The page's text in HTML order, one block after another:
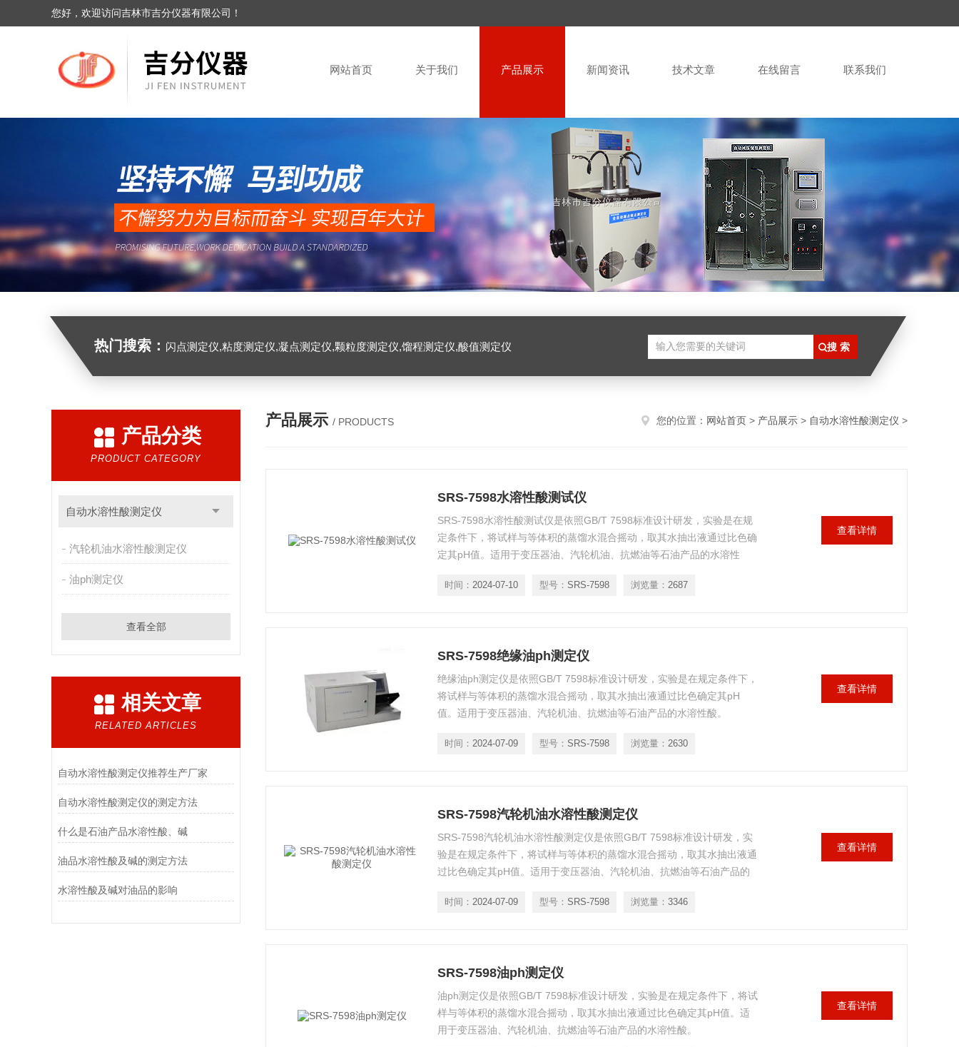
您好，欢迎访问吉林市吉分仪器有限公司！
网站首页 关于我们 产品展示 新闻资讯 技术文章 在线留言 联系我们
热门搜索： 闪点测定仪,粘度测定仪,凝点测定仪,颗粒度测定仪,馏程测定仪,酸值测定仪
产品分类
PRODUCT CATEGORY
自动水溶性酸测定仪
汽轮机油水溶性酸测定仪
油ph测定仪
查看全部
相关文章
RELATED ARTICLES
自动水溶性酸测定仪推荐生产厂家
自动水溶性酸测定仪的测定方法
什么是石油产品水溶性酸、碱
油品水溶性酸及碱的测定方法
水溶性酸及碱对油品的影响
产品展示 / PRODUCTS 您的位置： 网站首页 > 产品展示 > 自动水溶性酸测定仪 >
SRS-7598水溶性酸测试仪
SRS-7598水溶性酸测试仪是依照GB/T 7598标准设计研发，实验是在规
定条件下，将试样与等体积的蒸馏水混合摇动，取其水抽出液通过比色确
定其pH值。适用于变压器油、汽轮机油、抗燃油等石油产品的水溶性
时间： 2024-07-10 型号： SRS-7598 浏览量： 2687
查看详情
SRS-7598绝缘油ph测定仪
绝缘油ph测定仪是依照GB/T 7598标准设计研发，实验是在规定条件下，
将试样与等体积的蒸馏水混合摇动，取其水抽出液通过比色确定其pH
值。适用于变压器油、汽轮机油、抗燃油等石油产品的水溶性酸。
时间： 2024-07-09 型号： SRS-7598 浏览量： 2630
查看详情
SRS-7598汽轮机油水溶性酸测定仪
SRS-7598汽轮机油水溶性酸测定仪是依照GB/T 7598标准设计研发，实
验是在规定条件下，将试样与等体积的蒸馏水混合摇动，取其水抽出液通
过比色确定其pH值。适用于变压器油、汽轮机油、抗燃油等石油产品的
时间： 2024-07-09 型号： SRS-7598 浏览量： 3346
查看详情
SRS-7598油ph测定仪
油ph测定仪是依照GB/T 7598标准设计研发，实验是在规定条件下，将试
样与等体积的蒸馏水混合摇动，取其水抽出液通过比色确定其pH值。适
用于变压器油、汽轮机油、抗燃油等石油产品的水溶性酸。
查看详情